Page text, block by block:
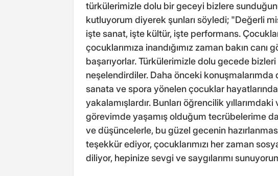
türkülerimizle dolu bir geceyi bizlere
kutluyorum diyerek şunları söyledi; "Değerli
işte sanat, işte kültür, işte performans.
çocuklarımıza inandığımız zaman bakın canı
başarıyorlar. Türkülerimizle dolu gecede
neşelendirdiler. Daha önceki
sanata ve spora yönelen çocuklar hayatlarında
yakalamışlardır. Bunları öğrencilik yıllarımdaki
görevimde yaşamış olduğum tecrübelerime
ve düşüncelerle, bu güzel gecenin
teşekkür ediyor, çocuklarımızı her zaman
diliyor, hepinize sevgi ve saygılarımı